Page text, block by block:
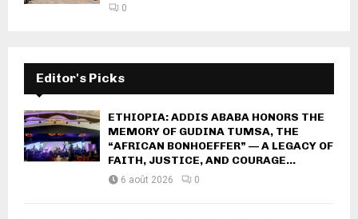
0
Editor's Picks
ETHIOPIA: ADDIS ABABA HONORS THE
MEMORY OF GUDINA TUMSA, THE
“AFRICAN BONHOEFFER” — A LEGACY OF
FAITH, JUSTICE, AND COURAGE...
6 août 2026 0